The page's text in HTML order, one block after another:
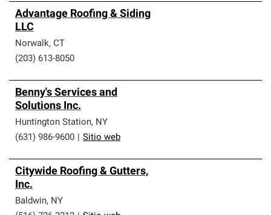
Advantage Roofing & Siding
LLC
Norwalk, CT
(203) 613-8050
Benny's Services and
Solutions Inc.
Huntington Station, NY
(631) 986-9600
Sitio web
Citywide Roofing & Gutters,
Inc.
Baldwin, NY